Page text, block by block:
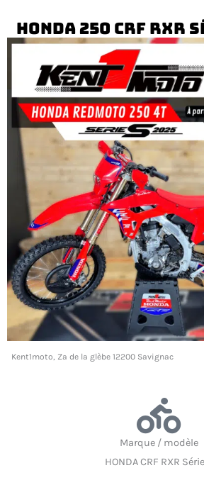
Honda 250 CRF RXR
Kent1moto, Za de la glèbe 12200 Savignac
Marque / modèle
HONDA CRF RXR